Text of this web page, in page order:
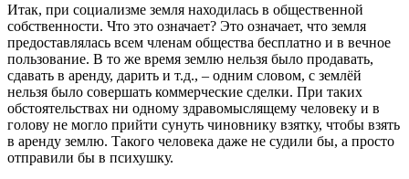
Итак, при социализме земля находилась в общественной
собственности. Что это означает? Это означает, что земля
предоставлялась всем членам общества бесплатно и в вечное
пользование. В то же время землю нельзя было продавать,
сдавать в аренду, дарить и т.д., – одним словом, с землёй
нельзя было совершать коммерческие сделки. При таких
обстоятельствах ни одному здравомыслящему человеку и в
голову не могло прийти сунуть чиновнику взятку, чтобы взять
в аренду землю. Такого человека даже не судили бы, а просто
отправили бы в психушку.